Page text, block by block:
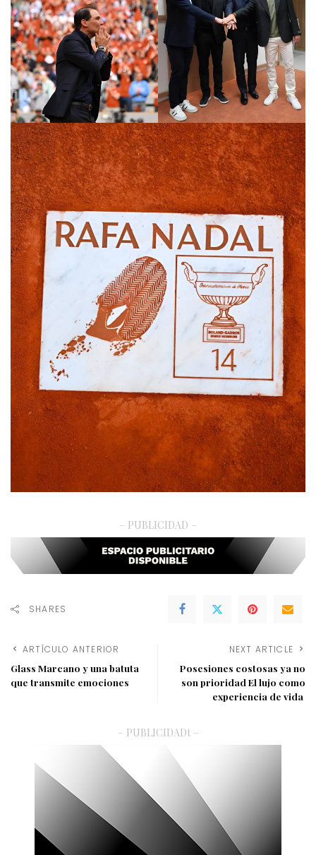
– PUBLICIDAD –
SHARES
ARTÍCULO ANTERIOR
Glass Marcano y una batuta
que transmite emociones
NEXT ARTICLE
Posesiones costosas ya no
son prioridad El lujo como
experiencia de vida
– PUBLICIDADt –